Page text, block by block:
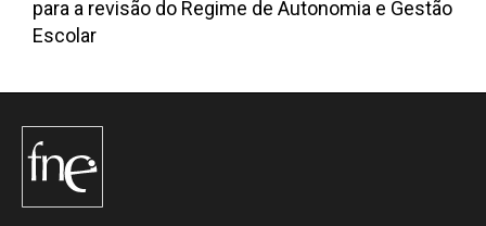
para a revisão do Regime de Autonomia e Gestão
Escolar